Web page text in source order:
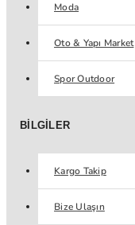
Moda
Oto & Yapı Market
Spor Outdoor
BILGILER
Kargo Takip
Bize Ulaşın